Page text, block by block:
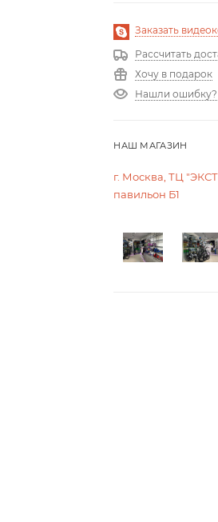
Заказать
Рассчитать
Хочу в подарок
Нашли ошибку?
НАШ МАГАЗИН
г. Москва, ТЦ
павильон Б1